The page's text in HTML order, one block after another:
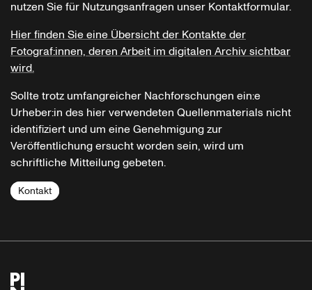
nutzen Sie für Nutzungsanfragen unser Kontaktformular.
Hier finden Sie eine Übersicht der Kontakte der
Fotograf:innen, deren Arbeit im digitalen Archiv sichtbar
wird.
Sollte trotz umfangreicher Nachforschungen ein:e
Urheber:in des hier verwendeten Quellenmaterials nicht
identifiziert und um eine Genehmigung zur
Veröffentlichung ersucht worden sein, wird um
schriftliche Mitteilung gebeten.
Kontakt